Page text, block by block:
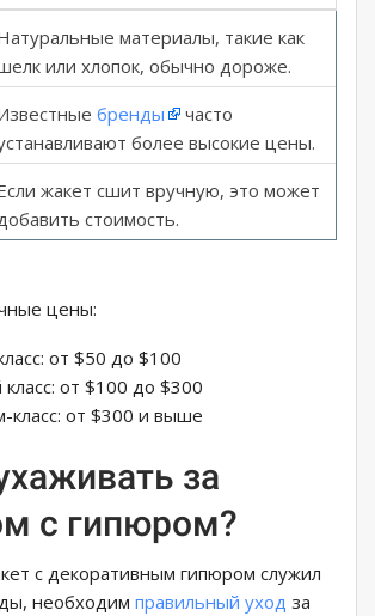
материалы, такие как
или хлопок, обычно дороже.
бренды
часто
более высокие цены.
жакет сшит вручную, это может
стоимость.
цены:
от $50 до $100
от $100 до $300
класс: от $300 и выше
за
с гипюром?
с декоративным гипюром служил
необходим правильный уход за